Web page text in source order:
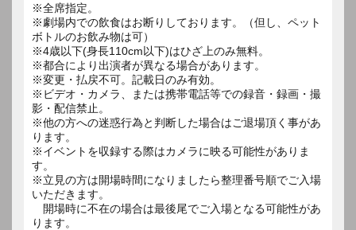
※全席指定。
※劇場内での飲食はお断りしております。（但し、ペット
ボトルのお飲み物は可）
※4歳以下(身長110cm以下)はひざ上のみ無料。
※都合により出演者が異なる場合があります。
※変更・払戻不可。記載日のみ有効。
※ビデオ・カメラ、または携帯電話等での録音・録画・撮
影・配信禁止。
※他の方への迷惑行為と判断した場合はご退場頂く事があ
ります。
※イベントを収録する際はカメラに映る可能性がありま
す。
※立見の方は開場時間になりましたら整理番号順でご入場
いただきます。
開場時に不在の場合は最後尾でご入場となる可能性があ
ります。